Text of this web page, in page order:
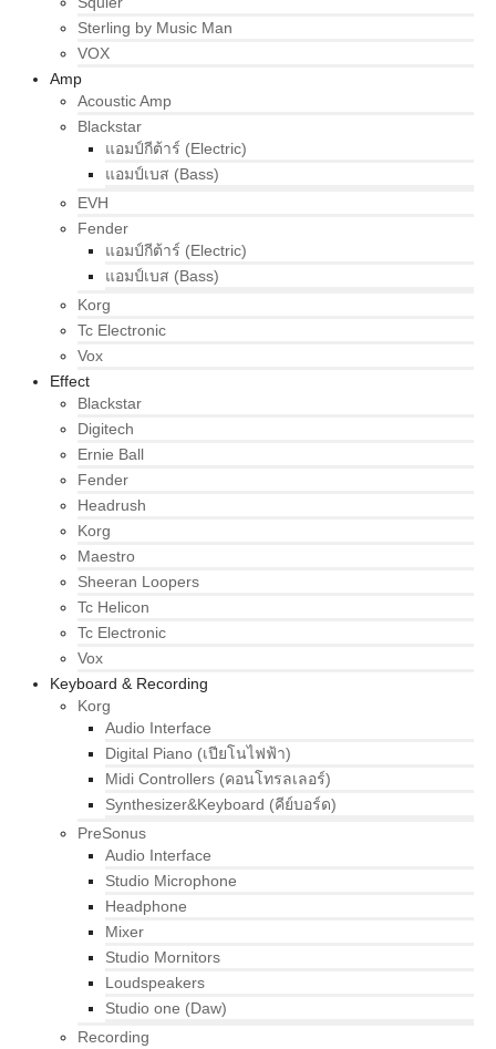
Sterling by Music Man
VOX
Amp
Acoustic Amp
Blackstar
แอมป์กีต้าร์ (Electric)
แอมป์เบส (Bass)
EVH
Fender
แอมป์กีต้าร์ (Electric)
แอมป์เบส (Bass)
Korg
Tc Electronic
Vox
Effect
Blackstar
Digitech
Ernie Ball
Fender
Headrush
Korg
Maestro
Sheeran Loopers
Tc Helicon
Tc Electronic
Vox
Keyboard & Recording
Korg
Audio Interface
Digital Piano (เปียโนไฟฟ้า)
Midi Controllers (คอนโทรลเลอร์)
Synthesizer&Keyboard (คีย์บอร์ด)
PreSonus
Audio Interface
Studio Microphone
Headphone
Mixer
Studio Mornitors
Loudspeakers
Studio one (Daw)
Recording